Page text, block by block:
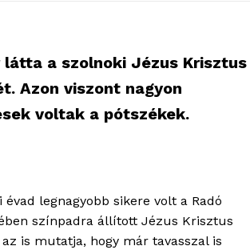
a szolnoki Jézus Krisztus
Azon viszont nagyon
voltak a pótszékek.
legnagyobb sikere volt a Radó
színpadra állított Jézus Krisztus
is mutatja, hogy már tavasszal is